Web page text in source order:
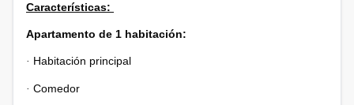
Características:
Apartamento de 1 habitación:
· Habitación principal
· Comedor